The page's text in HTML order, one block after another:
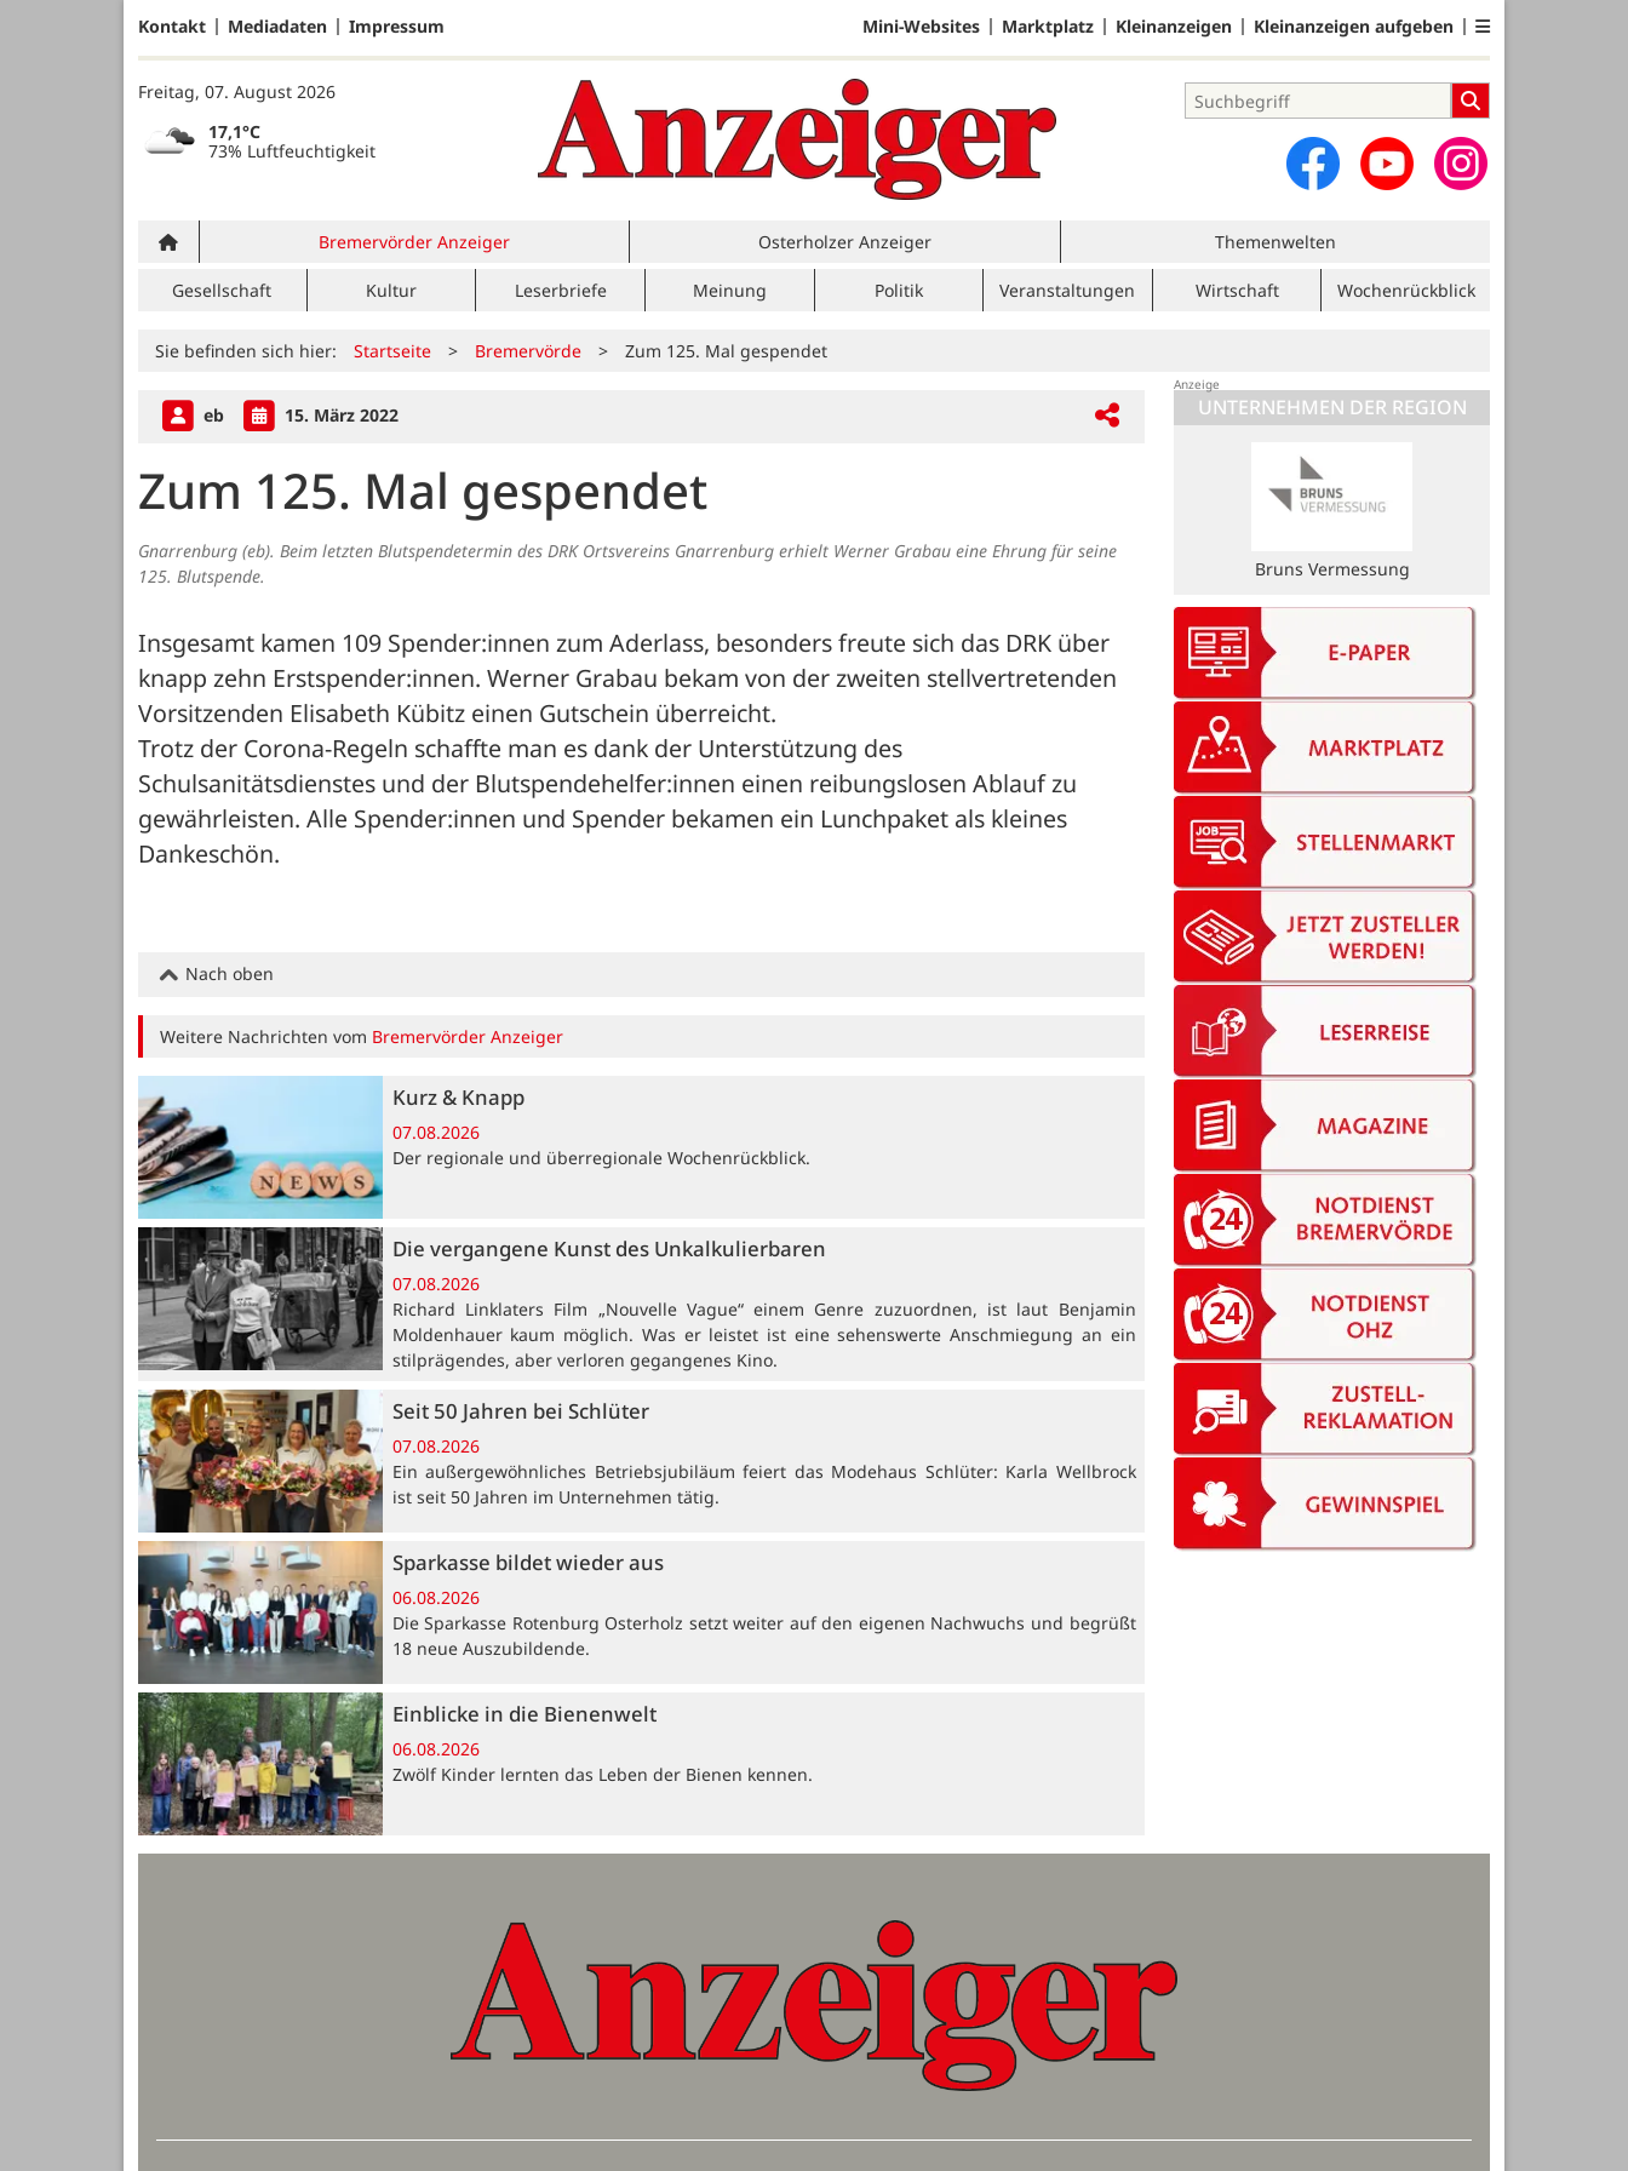
Kontakt Mediadaten Impressum Mini-Websites Marktplatz Kleinanzeigen Kleinanzeigen aufgeben
Freitag, 07. August 2026
17,1°C
73% Luftfeuchtigkeit
Bremervörder Anzeiger Osterholzer Anzeiger Themenwelten
Gesellschaft Kultur Leserbriefe Meinung Politik Veranstaltungen Wirtschaft Wochenrückblick
Sie befinden sich hier: Startseite > Bremervörde > Zum 125. Mal gespendet
eb 15. März 2022
Zum 125. Mal gespendet
Gnarrenburg (eb). Beim letzten Blutspendetermin des DRK Ortsvereins Gnarrenburg erhielt Werner Grabau eine Ehrung für seine
125. Blutspende.
Insgesamt kamen 109 Spender:innen zum Aderlass, besonders freute sich das DRK über
knapp zehn Erstspender:innen. Werner Grabau bekam von der zweiten stellvertretenden
Vorsitzenden Elisabeth Kübitz einen Gutschein überreicht.
Trotz der Corona-Regeln schaffte man es dank der Unterstützung des
Schulsanitätsdienstes und der Blutspendehelfer:innen einen reibungslosen Ablauf zu
gewährleisten. Alle Spender:innen und Spender bekamen ein Lunchpaket als kleines
Dankeschön.
Nach oben
Weitere Nachrichten vom Bremervörder Anzeiger
Kurz & Knapp
07.08.2026
Der regionale und überregionale Wochenrückblick.
Die vergangene Kunst des Unkalkulierbaren
07.08.2026
Richard Linklaters Film „Nouvelle Vague“ einem Genre zuzuordnen, ist laut Benjamin
Moldenhauer kaum möglich. Was er leistet ist eine sehenswerte Anschmiegung an ein
stilprägendes, aber verloren gegangenes Kino.
Seit 50 Jahren bei Schlüter
07.08.2026
Ein außergewöhnliches Betriebsjubiläum feiert das Modehaus Schlüter: Karla Wellbrock
ist seit 50 Jahren im Unternehmen tätig.
Sparkasse bildet wieder aus
06.08.2026
Die Sparkasse Rotenburg Osterholz setzt weiter auf den eigenen Nachwuchs und begrüßt
18 neue Auszubildende.
Einblicke in die Bienenwelt
06.08.2026
Zwölf Kinder lernten das Leben der Bienen kennen.
UNTERNEHMEN DER REGION
Bruns Vermessung